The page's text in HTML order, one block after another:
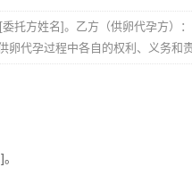
托方姓名]。乙方（供卵代孕方）
卵代孕过程中各自的权利、义务和